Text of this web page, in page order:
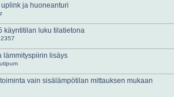
uplink ja huoneanturi
käyntitilan luku tilatietona
lämmityspiirin lisäys
vain sisälämpötilan mittauksen mukaan